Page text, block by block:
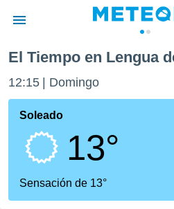
de
por
que se
calidad.
a este
las
El Tiempo en Lengua
12:15 Domingo
Soleado
13°
Sensación de 13°